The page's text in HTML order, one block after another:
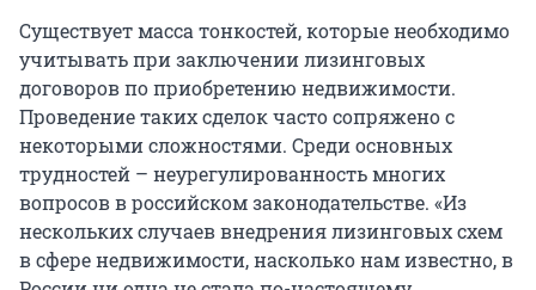
Существует масса тонкостей, которые необходимо
учитывать при заключении лизинговых
договоров по приобретению недвижимости.
Проведение таких сделок часто сопряжено с
некоторыми сложностями. Среди основных
трудностей – неурегулированность многих
вопросов в российском законодательстве. «Из
нескольких случаев внедрения лизинговых схем
в сфере недвижимости, насколько нам известно, в